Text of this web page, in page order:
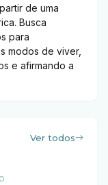
de uma
Busca
para
modos de viver,
e afirmando a
Ver todos